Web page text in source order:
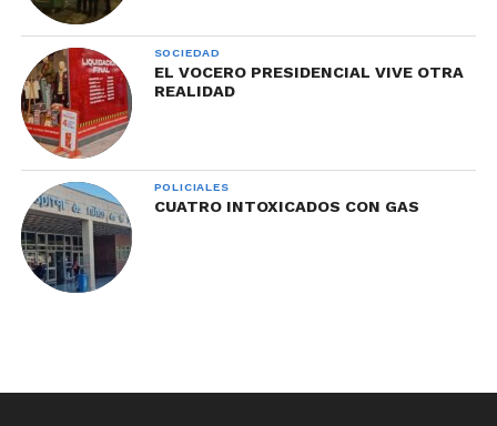
SOCIEDAD
EL VOCERO PRESIDENCIAL VIVE OTRA
REALIDAD
POLICIALES
CUATRO INTOXICADOS CON GAS